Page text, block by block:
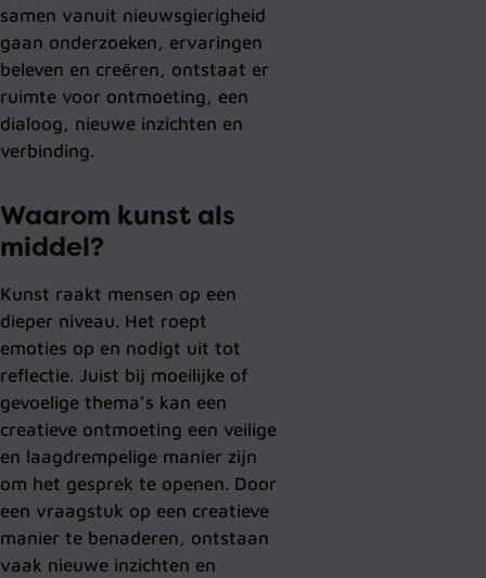
samen vanuit nieuwsgierigheid
gaan onderzoeken, ervaringen
beleven en creëren, ontstaat er
ruimte voor ontmoeting, een
dialoog, nieuwe inzichten en
verbinding.
Waarom kunst als
middel?
Kunst raakt mensen op een
dieper niveau. Het roept
emoties op en nodigt uit tot
reflectie. Juist bij moeilijke of
gevoelige thema’s kan een
creatieve ontmoeting een veilige
en laagdrempelige manier zijn
om het gesprek te openen. Door
een vraagstuk op een creatieve
manier te benaderen, ontstaan
vaak nieuwe inzichten en